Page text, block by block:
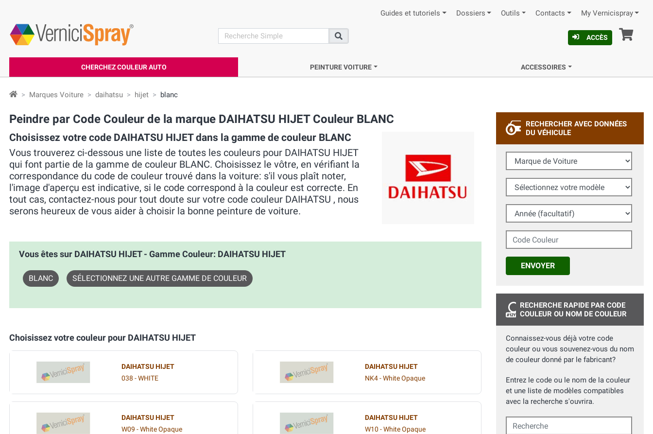
Guides et tutoriels Dossiers Outils Contacts My Vernicispray
search
Recherche
ACCÈS
CHERCHEZ COULEUR AUTO PEINTURE VOITURE ACCESSOIRES
Marques Voiture daihatsu hijet blanc
Peindre par Code Couleur de la marque DAIHATSU HIJET Couleur BLANC
Choisissez votre code DAIHATSU HIJET dans la gamme de couleur BLANC
Vous trouverez ci-dessous une liste de toutes les couleurs pour DAIHATSU HIJET
qui font partie de la gamme de couleur BLANC. Choisissez le vôtre, en vérifiant la
correspondance du code de couleur trouvé dans la voiture: s'il vous plaît noter,
l'image d'aperçu est indicative, si le code correspond à la couleur est correcte. En
tout cas, contactez-nous pour tout doute sur votre code couleur DAIHATSU , nous
serons heureux de vous aider à choisir la bonne peinture de voiture.
Vous êtes sur DAIHATSU HIJET - Gamme Couleur: DAIHATSU HIJET
BLANC SÉLECTIONNEZ UNE AUTRE GAMME DE COULEUR
Choisissez votre couleur pour DAIHATSU HIJET
DAIHATSU HIJET
038 - WHITE
DAIHATSU HIJET
NK4 - White Opaque
DAIHATSU HIJET
W09 - White Opaque
DAIHATSU HIJET
W10 - White Opaque
RECHERCHER AVEC DONNÉES
DU VÉHICULE
Marque de Voiture
Sélectionnez votre modèle
Année (facultatif)
Code Couleur
ENVOYER
RECHERCHE RAPIDE PAR CODE
COULEUR OU NOM DE COULEUR
Connaissez-vous déjà votre code
couleur ou vous souvenez-vous du nom
de couleur donné par le fabricant?
Entrez le code ou le nom de la couleur
et une liste de modèles compatibles
avec la recherche s'ouvrira.
Recherche